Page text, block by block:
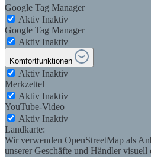
Google Tag Manager
Aktiv Inaktiv
Google Tag Manager
Aktiv Inaktiv
Komfortfunktionen
Aktiv Inaktiv
Merkzettel
Aktiv Inaktiv
YouTube-Video
Aktiv Inaktiv
Landkarte:
Wir verwenden OpenStreetMap als
unserer Geschäfte und Händler visuell